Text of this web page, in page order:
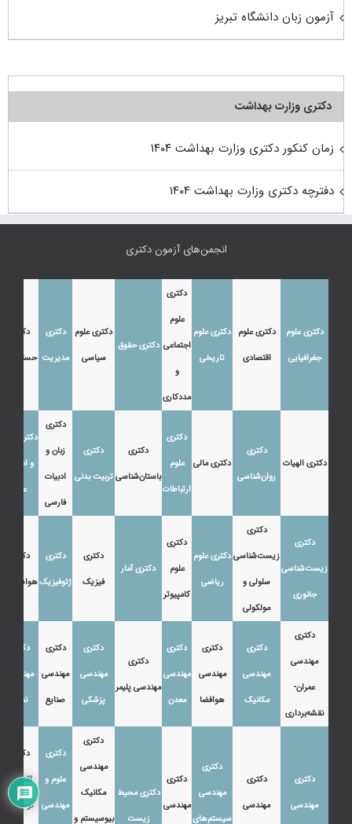
آزمون زبان دانشگاه تبریز
دکتری وزارت بهداشت
زمان کنکور دکتری وزارت بهداشت ۱۴۰۴
دفترچه دکتری وزارت بهداشت ۱۴۰۴
انجمن‌های آزمون دکتری
دکتری علوم
جغرافیایی
دکتری علوم
اقتصادی
دکتری علوم
تاریخی
دکتری
علوم
اجتماعی
و
مددکاری
دکتری حقوق
دکتری علوم
سیاسی
دکتری
مدیریت
دکتری
حسابداری
دکتری الهیات
دکتری
روان‌شناسی
دکتری مالی
دکتری
علوم
ارتباطات
دکتری
باستان‌شناسی
دکتری
تربیت بدنی
دکتری
زبان و
ادبیات
فارسی
دکتری زبان
و ادبیات
عرب
دکتری
زیست‌شناسی
جانوری
دکتری
زیست‌شناسی
سلولی و
مولکولی
دکتری علوم
ریاضی
دکتری
علوم
کامپیوتر
دکتری آمار
دکتری
فیزیک
دکتری
ژئوفیزیک
دکتری
هواشناسی
دکتری
مهندسی
عمران-
نقشه‌برداری
دکتری
مهندسی
مکانیک
دکتری
مهندسی
هوافضا
دکتری
مهندسی
معدن
دکتری
مهندسی پلیمر
دکتری
مهندسی
پزشکی
دکتری
مهندسی
صنایع
دکتری
مهندسی
نفت
دکتری
مهندسی
دکتری
مهندسی
دکتری
مهندسی
سیستم‌های
دکتری
مهندسی
دکتری محیط
زیست
دکتری
مهندسی
مکانیک
بیوسیستم و
دکتری
علوم و
مهندسی
دکتری
اقتصاد،
توسعه و